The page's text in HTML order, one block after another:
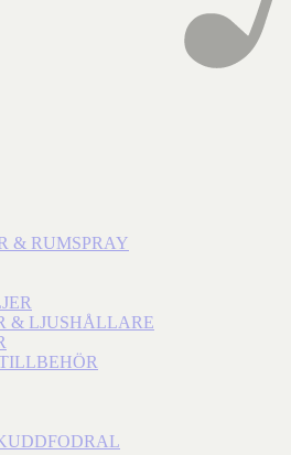
& RUMSPRAY
& LJUSHÅLLARE